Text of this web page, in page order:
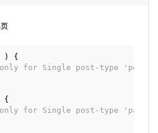
) {
for Single post-type 'post'
{
for Single post-type 'page'